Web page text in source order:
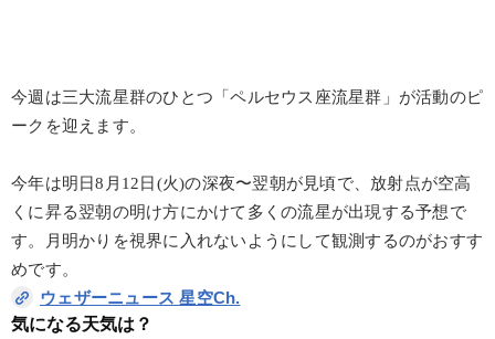
今週は三大流星群のひとつ「ペルセウス座流星群」が活動のピ
ークを迎えます。
今年は明日8月12日(火)の深夜〜翌朝が見頃で、放射点が空高
くに昇る翌朝の明け方にかけて多くの流星が出現する予想で
す。月明かりを視界に入れないようにして観測するのがおすす
めです。
ウェザーニュース 星空Ch.
気になる天気は？